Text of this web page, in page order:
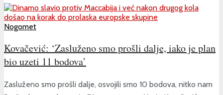
Nogomet
Kovačević: ‘Zasluženo smo prošli dalje, iako je plan
bio uzeti 11 bodova’
Zasluženo smo prošli dalje, osvojili smo 10 bodova, nitko nam